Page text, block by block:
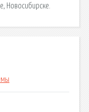
Новосибирске.